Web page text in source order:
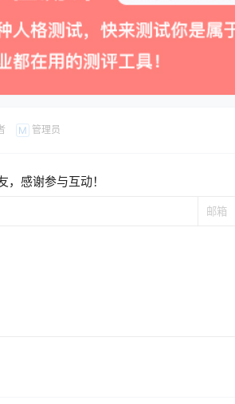
M 管理员
，感谢参与互动！